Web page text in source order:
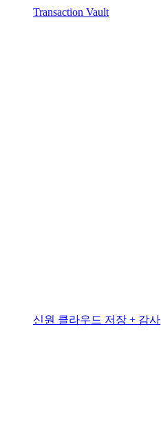
Transaction Vault
신원 클라우드 저장 + 감사